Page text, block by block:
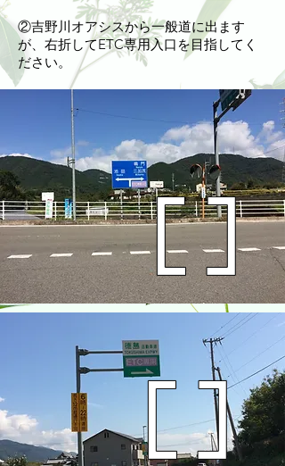
​②吉野川オアシスから一般道に出ます
が、右折してETC専用入口を目指してく
ださい。